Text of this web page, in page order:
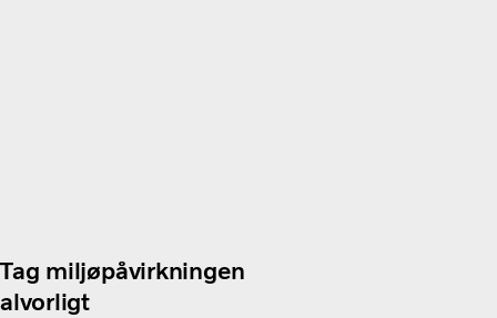
Tag miljøpåvirkningen
alvorligt